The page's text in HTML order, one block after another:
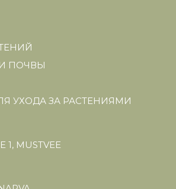
ПОЧВЫ
УХОДА ЗА РАСТЕНИЯМИ
1, MUSTVEE